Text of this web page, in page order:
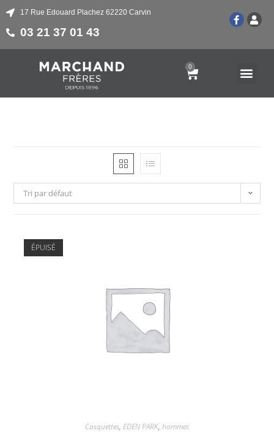
17 Rue Edouard Plachez 62220 Carvin
03 21 37 01 43
0
Tri par défaut
ÉPUISÉ
Casquettes, EDEN PARK, hommes